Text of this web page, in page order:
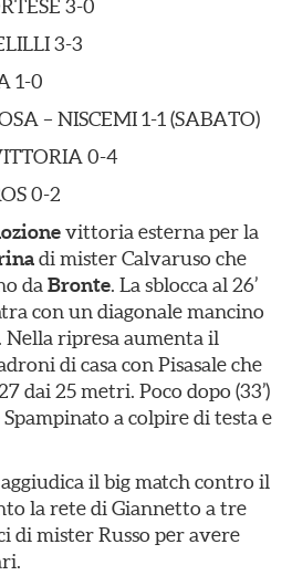
3-0
3-3
1-0
– NISCEMI 1-1 (SABATO)
0-4
0-2
vittoria esterna per la
di mister Calvaruso che
da Bronte. La sblocca al 26’
con un diagonale mancino
Nella ripresa aumenta il
di casa con Pisasale che
dai 25 metri. Poco dopo (33’)
a colpire di testa e
il big match contro il
la rete di Giannetto a tre
di mister Russo per avere